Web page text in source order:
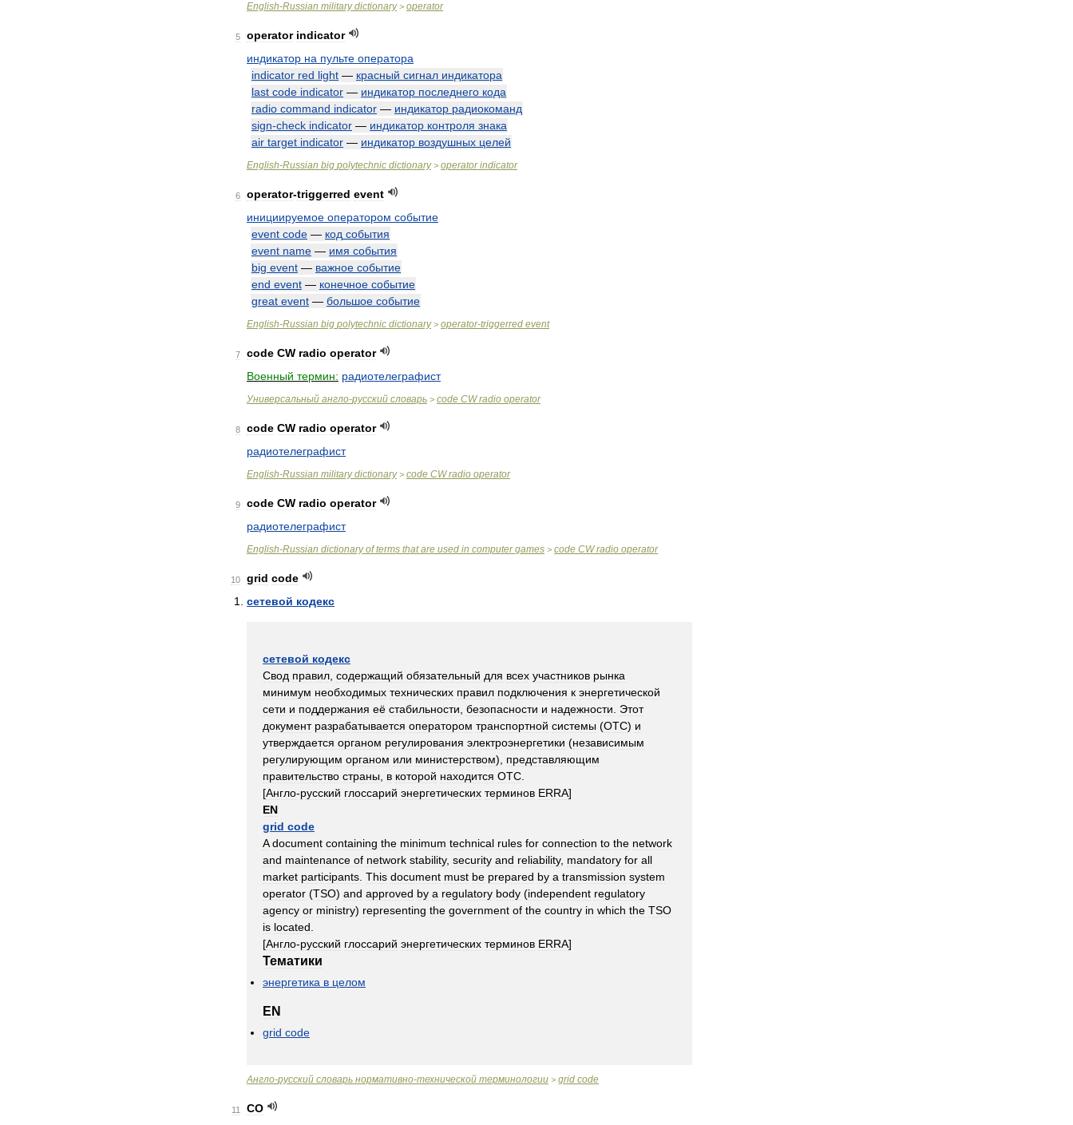
English-Russian military dictionary> operator
5 operator indicator
индикатор на пульте оператора
indicator red light — красный сигнал индикатора
last code indicator — индикатор последнего кода
radio command indicator — индикатор радиокоманд
sign-check indicator — индикатор контроля знака
air target indicator — индикатор воздушных целей
English-Russian big polytechnic dictionary> operator indicator
6 operator-triggerred event
инициируемое оператором событие
event code — код события
event name — имя события
big event — важное событие
end event — конечное событие
great event — большое событие
English-Russian big polytechnic dictionary> operator-triggerred event
7 code CW radio operator
Военный термин: радиотелеграфист
Универсальный англо-русский словарь > code CW radio operator
8 code CW radio operator
радиотелеграфист
English-Russian military dictionary> code CW radio operator
9 code CW radio operator
радиотелеграфист
English-Russian dictionary of terms that are used in computer games > code CW radio operator
10 grid code
сетевой кодекс
сетевой кодекс
Свод правил содержащий обязательный для всех участников рынка
минимум необходимых технических правил подключения к энергетической
сети и поддержания её стабильности безопасности и надежности
Этот
документ разрабатывается оператором транспортной системы (ОТС) и
утверждается органом регулирования электроэнергетики (независимым
регулирующим органом или министерством), представляющим
правительство страны в которой находится ОТС
[Англо-русский глосcарий энергетических терминов ERRA]
EN
grid code
A document containing the minimum technical rules for connection to the network
and maintenance of network stability, security and reliability, mandatory for all
market participants This document must be prepared by a transmission system
operator (TSO) and approved by a regulatory body (independent regulatory
agency or ministry) representing the government of the country in which the TSO
is located
[Англо-русский глосcарий энергетических терминов ERRA]
Тематики
энергетика в целом
EN
grid code
Англо-русский словарь нормативно-технической терминологии > grid code
11 CO